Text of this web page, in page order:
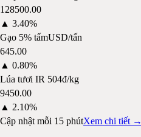
128500.00
▲ 3.40%
Gạo 5% tấmUSD/tấn
645.00
▲ 0.80%
Lúa tươi IR 504đ/kg
9450.00
▲ 2.10%
Cập nhật mỗi 15 phútXem chi tiết →